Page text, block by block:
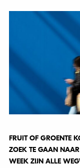
FRUIT OF GROENTE
ZOEK TE GAAN NAAR
WEEK ZIJN ALLE